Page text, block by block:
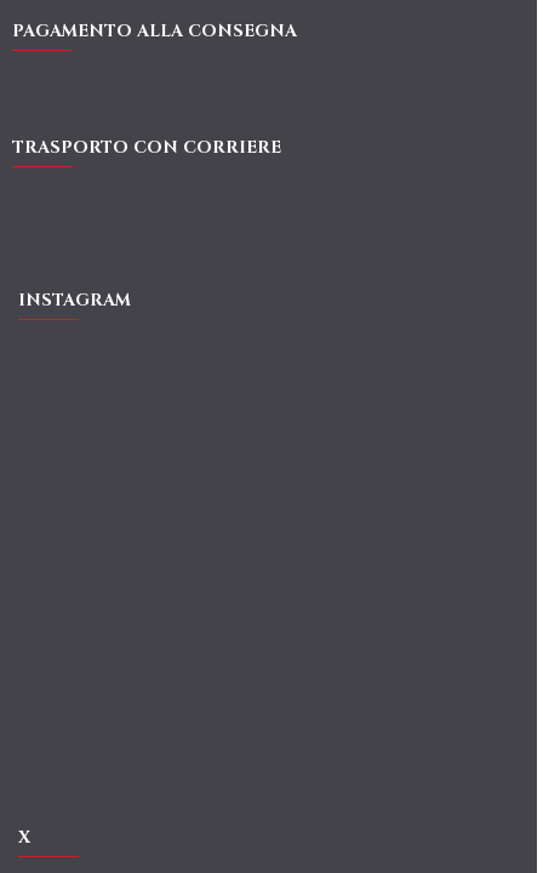
PAGAMENTO ALLA CONSEGNA
TRASPORTO CON CORRIERE
INSTAGRAM
X